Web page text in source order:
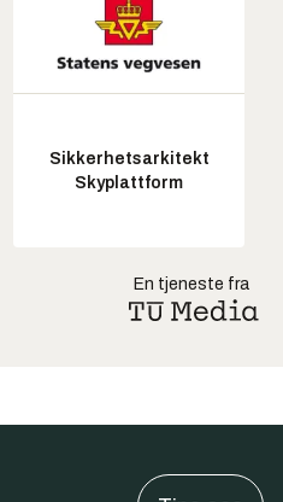
Sikkerhetsarkitekt
Skyplattform
En tjeneste fra